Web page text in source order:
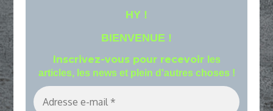
HY !
BIENVENUE !
Inscrivez-vous pour recevoir les
articles, les news et plein d'autres choses !